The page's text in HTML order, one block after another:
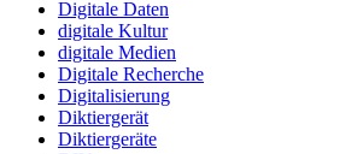
Digitale Daten
digitale Kultur
digitale Medien
Digitale Recherche
Digitalisierung
Diktiergerät
Diktiergeräte